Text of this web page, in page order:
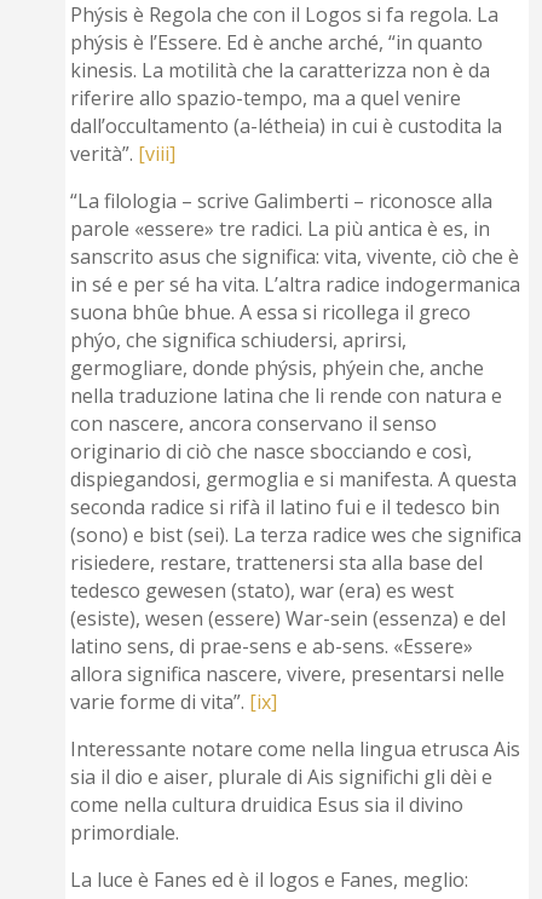
Phýsis è Regola che con il Logos si fa regola. La
phýsis è l’Essere. Ed è anche arché, “in quanto
kinesis. La motilità che la caratterizza non è da
riferire allo spazio-tempo, ma a quel venire
dall’occultamento (a-létheia) in cui è custodita la
verità”. [viii]
“La filologia – scrive Galimberti – riconosce alla
parole «essere» tre radici. La più antica è es, in
sanscrito asus che significa: vita, vivente, ciò che è
in sé e per sé ha vita. L’altra radice indogermanica
suona bhûe bhue. A essa si ricollega il greco
phýo, che significa schiudersi, aprirsi,
germogliare, donde phýsis, phýein che, anche
nella traduzione latina che li rende con natura e
con nascere, ancora conservano il senso
originario di ciò che nasce sbocciando e così,
dispiegandosi, germoglia e si manifesta. A questa
seconda radice si rifà il latino fui e il tedesco bin
(sono) e bist (sei). La terza radice wes che significa
risiedere, restare, trattenersi sta alla base del
tedesco gewesen (stato), war (era) es west
(esiste), wesen (essere) War-sein (essenza) e del
latino sens, di prae-sens e ab-sens. «Essere»
allora significa nascere, vivere, presentarsi nelle
varie forme di vita”. [ix]
Interessante notare come nella lingua etrusca Ais
sia il dio e aiser, plurale di Ais significhi gli dèi e
come nella cultura druidica Esus sia il divino
primordiale.
La luce è Fanes ed è il logos e Fanes, meglio: